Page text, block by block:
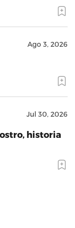
Ago 3, 2026
Jul 30, 2026
historia